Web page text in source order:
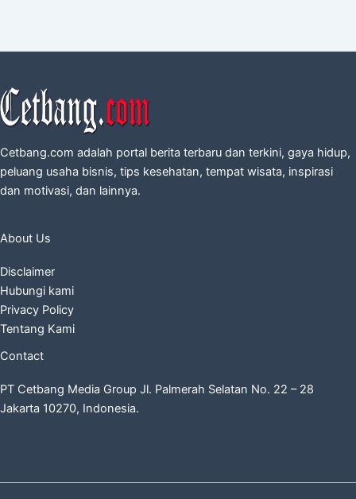
Cetbang.com adalah portal berita terbaru dan terkini, gaya hidup,
peluang usaha bisnis, tips kesehatan, tempat wisata, inspirasi
dan motivasi, dan lainnya.
About Us
Disclaimer
Hubungi kami
Privacy Policy
Tentang Kami
Contact
PT Cetbang Media Group Jl. Palmerah Selatan No. 22 – 28
Jakarta 10270, Indonesia.